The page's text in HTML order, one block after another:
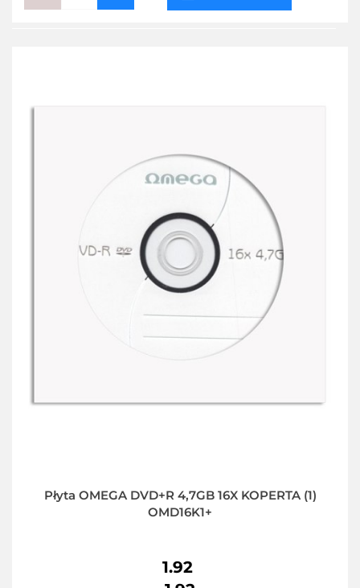
Płyta OMEGA DVD+R 4,7GB 16X KOPERTA (1)
OMD16K1+
1.92